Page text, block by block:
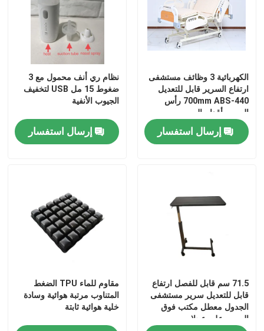
الكهربائية 3 وظائف مستشفى
ارتفاع السرير قابل للتعديل
440-700mm ABS رأس
السرير أقدام السرير
إرسال استفسار
نظام ري أنف محمول مع 3
ضغوط 15 مل USB لتخفيف
الجيوب الأنفية
إرسال استفسار
71.5 سم قابل للفصل ارتفاع
قابل للتعديل سرير مستشفى
الجدول معطل مكتب فوق
السرير على عجلات
مقاوم للماء TPU الضغط
المتناوب مرتبة هوائية وسادة
خلية هوائية ثابتة